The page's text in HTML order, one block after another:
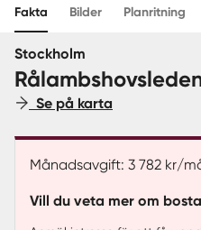
Sverige |
Fakta Bilder Planritning
Stockholm
Se på karta
Månadsavgift: 3 782 kr/
Vill du veta mer om